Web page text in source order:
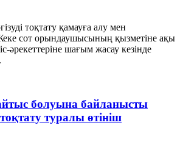
тоқтату қамауға алу мен
сот орындаушысының қызметіне ақы
әрекеттеріне шағым жасау кезінде
болуына байланысты
туралы өтініш